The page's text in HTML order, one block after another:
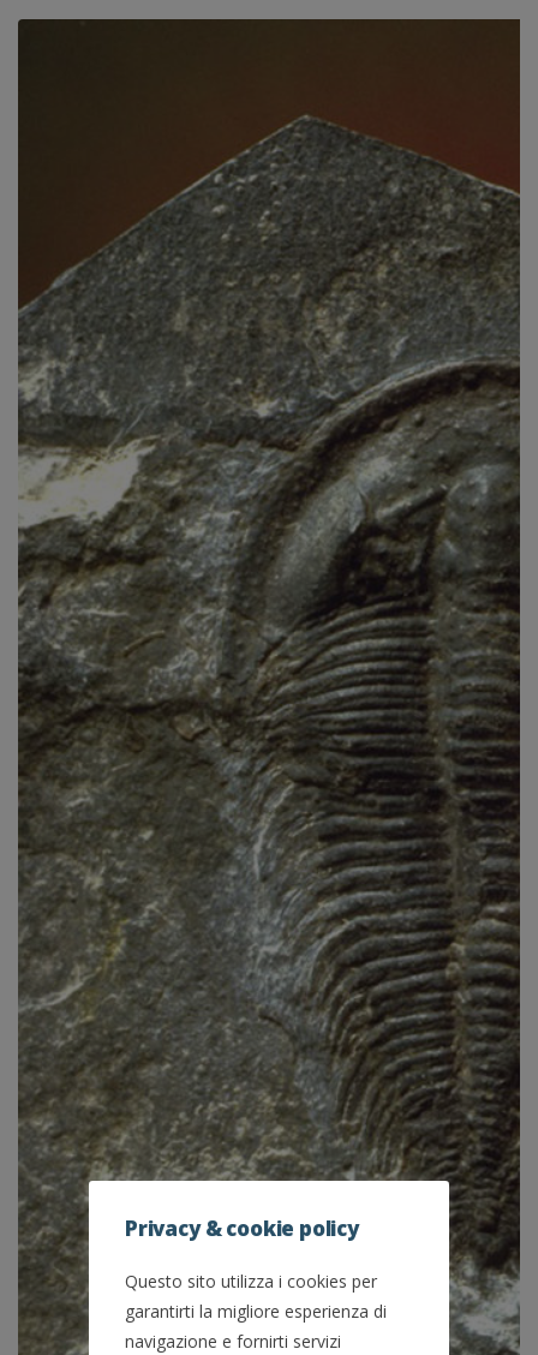
Privacy & cookie policy
Questo sito utilizza i cookies per
garantirti la migliore esperienza di
navigazione e fornirti servizi